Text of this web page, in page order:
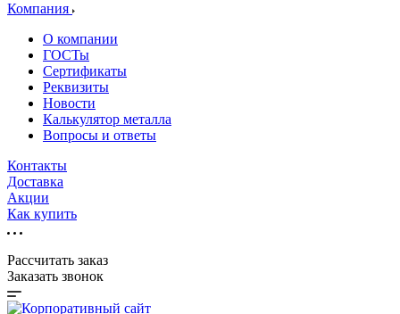
Компания
О компании
ГОСТы
Сертификаты
Реквизиты
Новости
Калькулятор металла
Вопросы и ответы
Контакты
Доставка
Акции
Как купить
Рассчитать заказ
Заказать звонок